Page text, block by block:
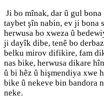
Ji bo mînak, dar û gul
taybet şîn nabin, ev ji bona
herwusa bo xweza û
ji dayîk dibe, tenê bo
belku mirov difikire, fam
nas bike, herwusa dikare
û bi hêz û hişmendiya xwe
bike û nekeve bin bandora
neke.